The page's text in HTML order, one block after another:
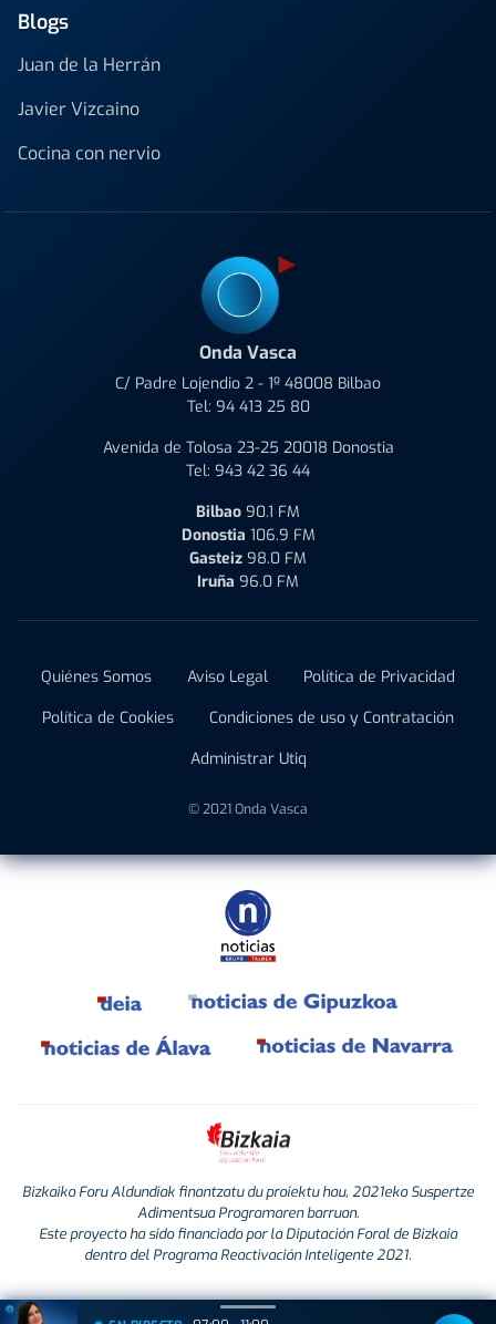
Blogs
Juan de la Herrán
Javier Vizcaino
Cocina con nervio
Onda Vasca
C/ Padre Lojendio 2 - 1º 48008 Bilbao
Tel: 94 413 25 80
Avenida de Tolosa 23-25 20018 Donostia
Tel: 943 42 36 44
Bilbao 90.1 FM
Donostia 106.9 FM
Gasteiz 98.0 FM
Iruña 96.0 FM
Quiénes Somos Aviso Legal
Política de Privacidad
Política de Cookies
Condiciones de uso y Contratación
Administrar Utiq
© 2021 Onda Vasca
Bizkaiko Foru Aldundiak finantzatu du proiektu hau, 2021eko Suspertze
Adimentsua Programaren barruan.
Este proyecto ha sido financiado por la Diputación Foral de Bizkaia
dentro del Programa Reactivación Inteligente 2021.